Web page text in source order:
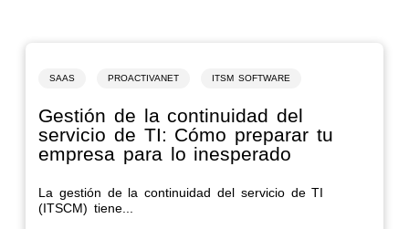
SAAS PROACTIVANET ITSM SOFTWARE
Gestión de la continuidad del
servicio de TI: Cómo preparar tu
empresa para lo inesperado
La gestión de la continuidad del servicio de TI
(ITSCM) tiene...